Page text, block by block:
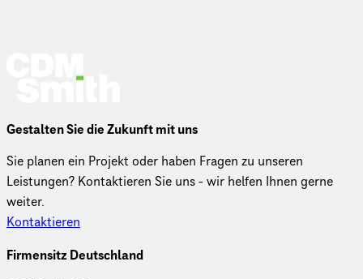
Gestalten Sie die Zukunft mit uns
Sie planen ein Projekt oder haben Fragen zu unseren
Leistungen? Kontaktieren Sie uns - wir helfen Ihnen gerne
weiter.
Kontaktieren
Firmensitz Deutschland